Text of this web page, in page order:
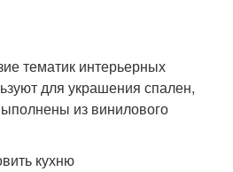
тематик интерьерных
для украшения спален,
из винилового
кухню